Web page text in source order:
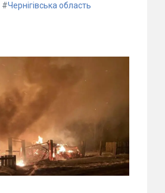
#Чернігівська область